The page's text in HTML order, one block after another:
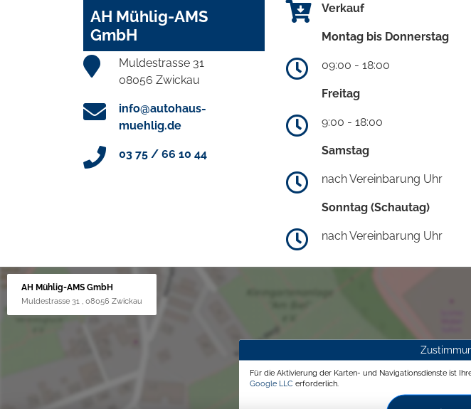
AH Mühlig-AMS
GmbH
Muldestrasse 31
08056 Zwickau
info@autohaus-
muehlig.de
03 75 / 66 10 44
Verkauf
Montag bis Donnerstag
09:00 - 18:00
Freitag
9:00 - 18:00
Samstag
nach Vereinbarung Uhr
Sonntag (Schautag)
nach Vereinbarung Uhr
AH Mühlig-AMS GmbH
Muldestrasse 31 , 08056 Zwickau
Für die Aktivierung der Karten- und Navigationsdienste ist
Google LLC erforderlich.